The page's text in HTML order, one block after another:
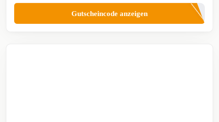
Gutscheincode anzeigen